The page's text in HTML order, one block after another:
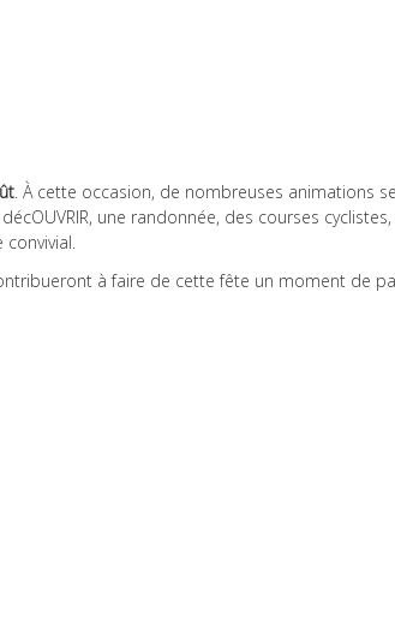
. À cette occasion, de nombreuses animations
une randonnée, des courses
à faire de cette fête un moment de